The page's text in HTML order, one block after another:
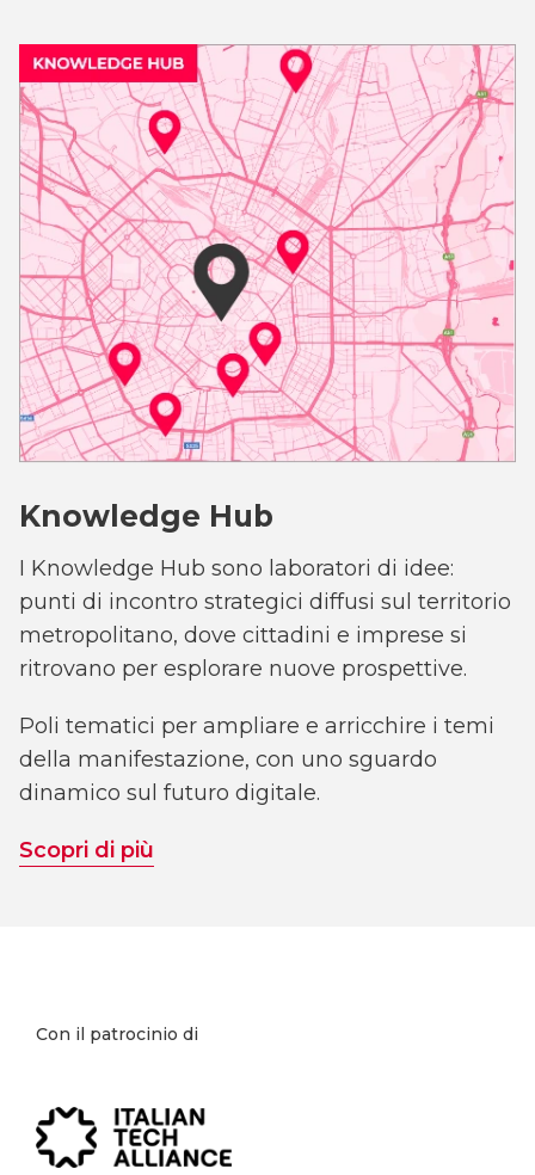
Knowledge Hub
I Knowledge Hub sono laboratori di idee:
punti di incontro strategici diffusi sul territorio
metropolitano, dove cittadini e imprese si
ritrovano per esplorare nuove prospettive.
Poli tematici per ampliare e arricchire i temi
della manifestazione, con uno sguardo
dinamico sul futuro digitale.
Scopri di più
Con il patrocinio di